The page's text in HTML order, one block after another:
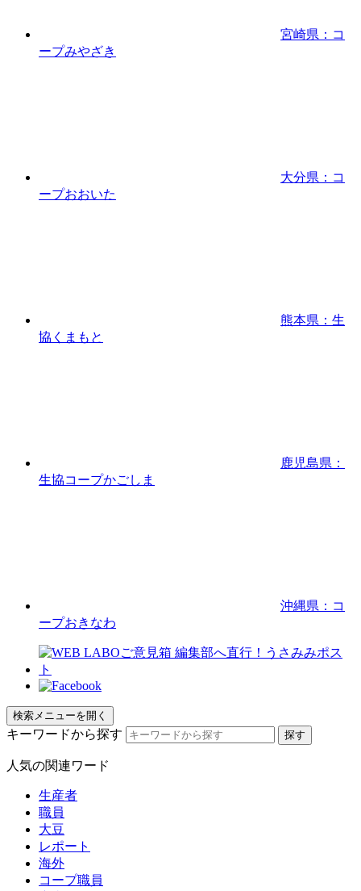
宮崎県：コ
ープみやざき
大分県：コ
ープおおいた
熊本県：生
協くまもと
鹿児島県：
生協コープかごしま
沖縄県：コ
ープおきなわ
検索メニューを開く
キーワードから探す
人気の関連ワード
生産者
職員
大豆
レポート
海外
コープ職員